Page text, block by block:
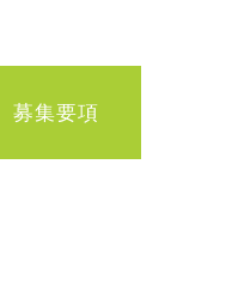
募集要項